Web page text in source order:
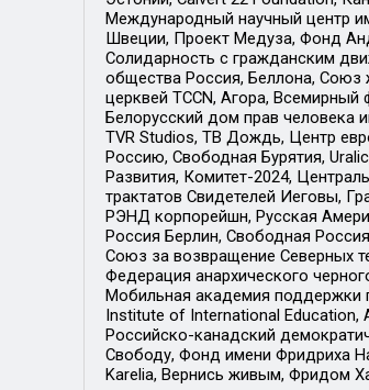
Международный научный центр
Швеции, Проект Медуза, Фонд
Солидарность с гражданским
общества Россия, Беллона, Союз
церквей TCCN, Агора,
Белорусский дом прав человека
TVR Studios, ТВ Дождь, Центр
Россию, Свободная Бурятия,
Развития, Комитет-2024,
трактатов Свидетелей Иеговы,
РЭНД корпорейшн, Русская
Россия Берлин, Свободная
Союз за возвращение Северных
Федерация анархического
Мобильная академия поддержки
Institute of International
Российско-канадский
Свободу, Фонд имени Фридриха
Karelia, Вернись живым, Фридом